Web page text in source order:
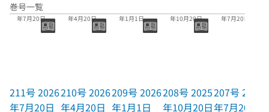
巻号一覧
211号 2026
年7月20日
211号 2026
年7月20日
年4月20日
210号 2026
年4月20日
年1月1日
209号 2026
年1月1日
年10月20日
208号 2025
年10月20日
年7月20日
207号 2025
年7月20日